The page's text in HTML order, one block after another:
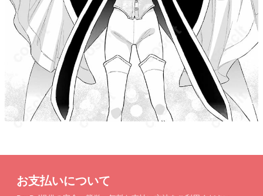
お支払いについて